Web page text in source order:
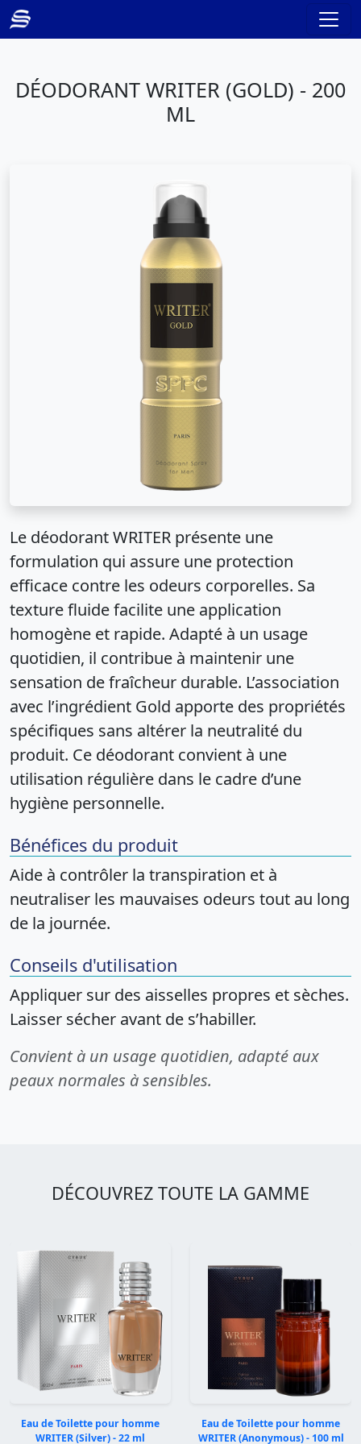
DÉODORANT WRITER (GOLD) - 200
ML
Le déodorant WRITER présente une
formulation qui assure une protection
efficace contre les odeurs corporelles. Sa
texture fluide facilite une application
homogène et rapide. Adapté à un usage
quotidien, il contribue à maintenir une
sensation de fraîcheur durable. L’association
avec l’ingrédient Gold apporte des propriétés
spécifiques sans altérer la neutralité du
produit. Ce déodorant convient à une
utilisation régulière dans le cadre d’une
hygiène personnelle.
Bénéfices du produit
Aide à contrôler la transpiration et à
neutraliser les mauvaises odeurs tout au long
de la journée.
Conseils d'utilisation
Appliquer sur des aisselles propres et sèches.
Laisser sécher avant de s’habiller.
Convient à un usage quotidien, adapté aux
peaux normales à sensibles.
DÉCOUVREZ TOUTE LA GAMME
Eau de Toilette pour homme
WRITER (Silver) - 22 ml
Eau de Toilette pour homme
WRITER (Anonymous) - 100 ml